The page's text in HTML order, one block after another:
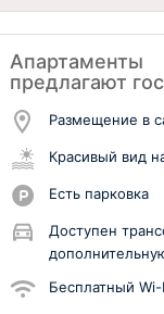
Апартаменты
предлагают
Размещение в
Красивый вид
Есть парковка
Доступен
Бесплатный Wi-